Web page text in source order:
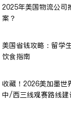
2025年美国物流公司
案？
美国省钱攻略：留学
饮食指南
收藏！2026美加墨
中/西三线观赛路线建